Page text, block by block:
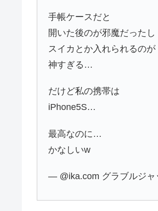
手帳ケースだと
開いた後のが邪魔だったし
スイカとか入れられるのが
神すぎる…
だけど私の携帯は
iPhone5S…
最高なのに…
かなしいw
— @ika.com グラブルジャ